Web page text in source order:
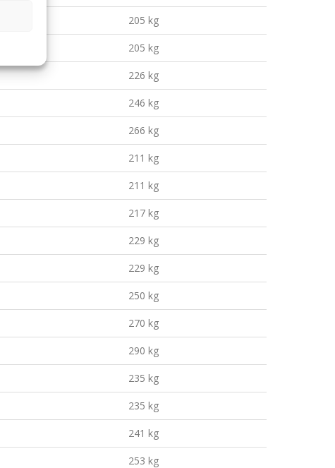
205 kg
205 kg
226 kg
246 kg
266 kg
211 kg
211 kg
217 kg
229 kg
229 kg
250 kg
270 kg
290 kg
235 kg
235 kg
241 kg
253 kg